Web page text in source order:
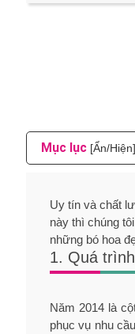
Mục lục [Ẩn/Hiện]
Uy tín và chất
này thì chúng
những bó hoa
1. Quá
Năm 2014 là
phục vụ nhu